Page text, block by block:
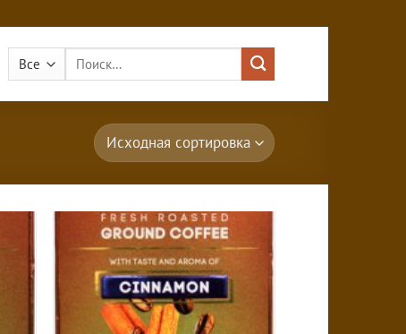
Искать: